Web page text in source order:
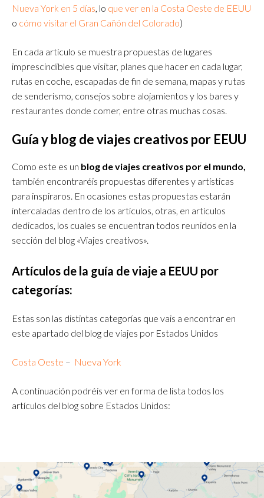
Nueva York en 5 días, lo que ver en la Costa Oeste de EEUU
o cómo visitar el Gran Cañón del Colorado)
En cada artículo se muestra propuestas de lugares
imprescindibles que visitar, planes que hacer en cada lugar,
rutas en coche, escapadas de fin de semana, mapas y rutas
de senderismo, consejos sobre alojamientos y los bares y
restaurantes donde comer, entre otras muchas cosas.
Guía y blog de viajes creativos por EEUU
Como este es un blog de viajes creativos por el mundo,
también encontraréis propuestas diferentes y artísticas
para inspiraros. En ocasiones estas propuestas estarán
intercaladas dentro de los artículos, otras, en artículos
dedicados, los cuales se encuentran todos reunidos en la
sección del blog «Viajes creativos».
Artículos de la guía de viaje a EEUU por
categorías:
Estas son las distintas categorías que vais a encontrar en
este apartado del blog de viajes por Estados Unidos
Costa Oeste – Nueva York
A continuación podréis ver en forma de lista todos los
artículos del blog sobre Estados Unidos: